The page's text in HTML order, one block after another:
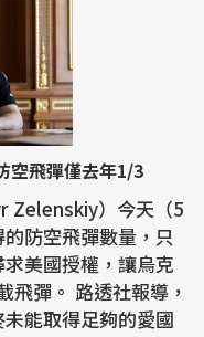
空飛彈僅去年1/3
Zelenskiy）今天（5
防空飛彈數量，只
美國授權，讓烏克
社報導，
能取得足夠的愛國